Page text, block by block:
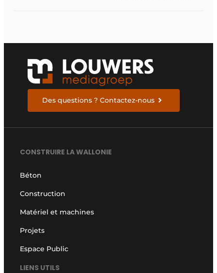
Des questions ? Contactez-nous
CONSTRUIRE LA WALLONIE
Béton
Construction
Matériel et machines
Projets
Espace Public
LIENS UTILS